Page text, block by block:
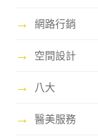
→ 網路行銷
→ 空間設計
→ 八大
→ 醫美服務